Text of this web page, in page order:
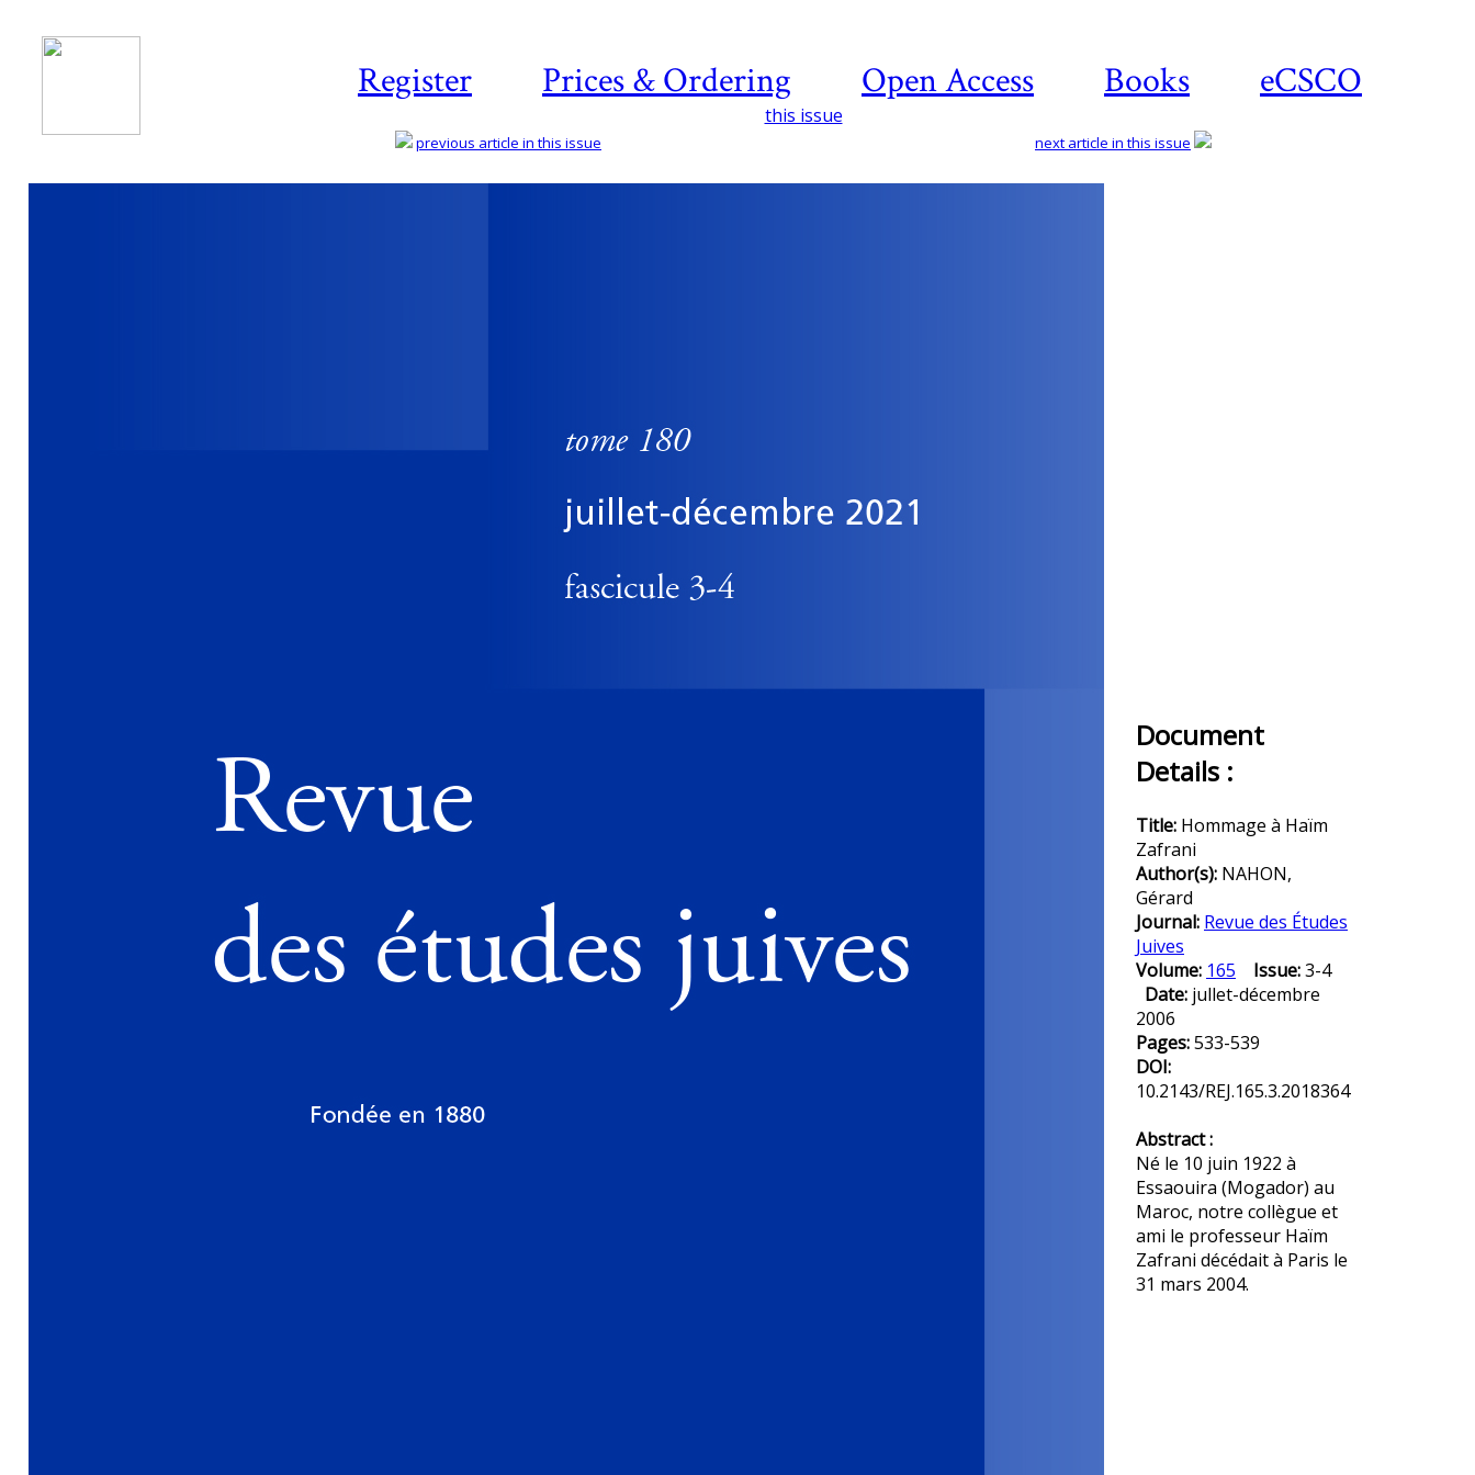
Register Prices & Ordering Open Access Books eCSCO
this issue
previous article in this issue next article in this issue
Document
Details :
Title: Hommage à Haïm
Zafrani
Author(s): NAHON,
Gérard
Journal: Revue des Études
Juives
Volume: 165 Issue:3-4
Date: jullet-décembre
2006
Pages:533-539
DOI:
10.2143/REJ.165.3.2018364
Abstract :
Né le 10 juin 1922 à
Essaouira (Mogador) au
Maroc, notre collègue et
ami le professeur Haïm
Zafrani décédait à Paris le
31 mars 2004.